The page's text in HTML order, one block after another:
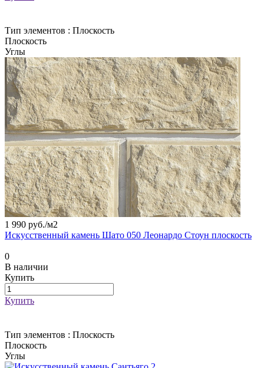
Тип элементов : Плоскость
Плоскость
Углы
1 990 руб./м2
Искусственный камень Шато 050 Леонардо Стоун плоскость
0
В наличии
Купить
Купить
Тип элементов : Плоскость
Плоскость
Углы